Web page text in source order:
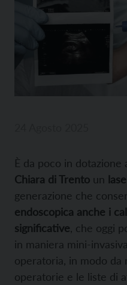
È da poco in dotazione
Chiara di Trento un
generazione che
endoscopica anche i
significative , che oggi
in maniera mini-
operatoria, in modo
operatorie e le liste di